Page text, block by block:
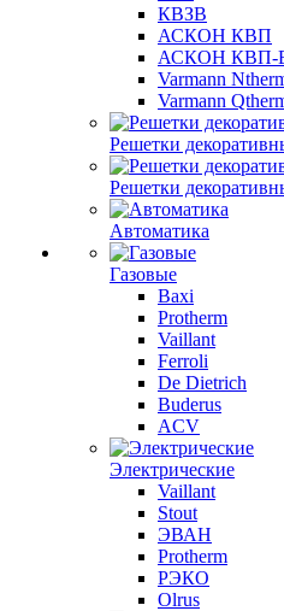
КВЗВ
АСКОН КВП
АСКОН КВП-
Varmann
Varmann
Решетки
Решетки
Автоматика
Газовые
Baxi
Protherm
Vaillant
Ferroli
De Dietrich
Buderus
ACV
Электрические
Vaillant
Stout
ЭВАН
Protherm
РЭКО
Olrus